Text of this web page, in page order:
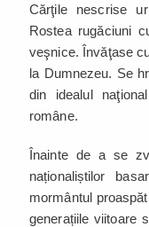
Cărţile nescrise
Rostea rugăciuni
veşnice. Învăţase
la Dumnezeu. Se
din idealul
române.
Înainte de a se
naționaliștilor
mormântul
generațiile viitoare